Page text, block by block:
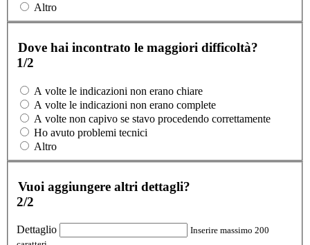
Altro
Dove hai incontrato le maggiori difficoltà?
1/2
A volte le indicazioni non erano chiare
A volte le indicazioni non erano complete
A volte non capivo se stavo procedendo correttamente
Ho avuto problemi tecnici
Altro
Vuoi aggiungere altri dettagli?
2/2
Dettaglio
Inserire massimo 200